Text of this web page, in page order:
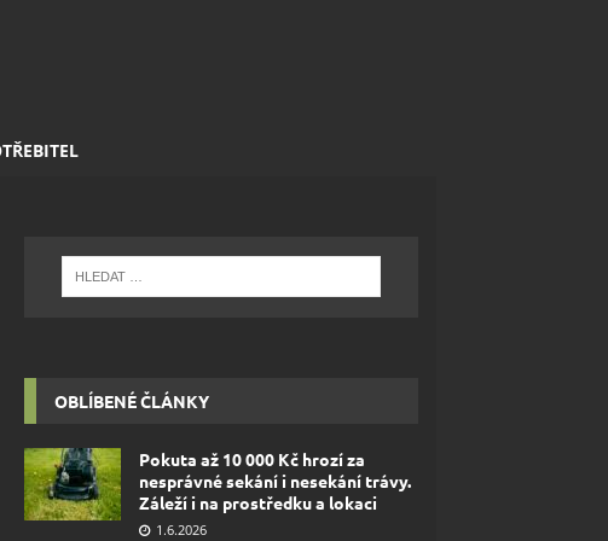
OBLÍBENÉ ČLÁNKY
Pokuta až 10 000 Kč hrozí za
nesprávné sekání i nesekání trávy.
Záleží i na prostředku a lokaci
1.6.2026